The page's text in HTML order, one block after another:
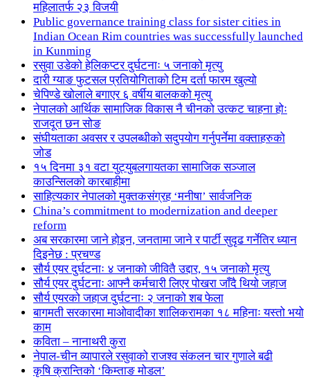
महिलातर्फ २३ विजयी
Public governance training class for sister cities in
Indian Ocean Rim countries was successfully launched
in Kunming
रसुवा उडेको हेलिकप्टर दुर्घटनाः ५ जनाको मृत्यु
दारी ग्याङ फुटसल प्रतियोगिताको टिम दर्ता फारम खुल्यो
चेपिण्डे खोलाले बगाएर ६ वर्षीय बालकको मृत्यु
नेपालको आर्थिक सामाजिक विकास नै चीनको उत्कट चाहना होः
राजदूत छन सोङ
संघीयताका अवसर र उपलब्धीको सदुपयोग गर्नुपर्नेमा वक्ताहरुको
जोड
१५ दिनमा ३१ वटा युट्युबलगायतका सामाजिक सञ्जाल
काउन्सिलको कारबाहीमा
साहित्यकार नेपालको मुक्तकसंग्रह ‘मनीषा’ सार्वजनिक
China’s commitment to modernization and deeper
reform
अब सरकारमा जाने होइन, जनतामा जाने र पार्टी सुदृढ गर्नेतिर ध्यान
दिइनेछ : प्रचण्ड
सौर्य एयर दुर्घटनाः ४ जनाको जीवितै उद्दार, १५ जनाको मृत्यु
सौर्य एयर दुर्घटनाः आफ्नै कर्मचारी लिएर पोखरा जाँदै थियो जहाज
सौर्य एयरको जहाज दुर्घटनाः २ जनाको शब फेला
बागमती सरकारमा माओवादीका शालिकरामका १८ महिनाः यस्तो भयो
काम
कविता – नानाथरी कुरा
नेपाल-चीन व्यापारले रसुवाको राजश्व संकलन चार गुणाले बढी
कृषि क्रान्तिको ‘किम्ताङ मोडल’